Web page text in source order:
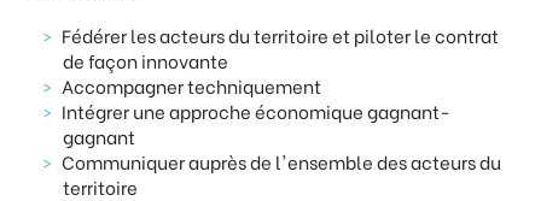
Fédérer les acteurs du territoire et piloter le contrat
de façon innovante
Accompagner techniquement
Intégrer une approche économique gagnant-
gagnant
Communiquer auprès de l'ensemble des acteurs du
territoire